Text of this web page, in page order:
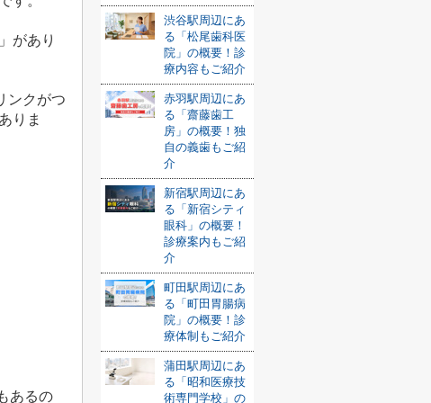
があり
ンクがつ
りま
あるの
渋谷駅周辺にあ
る「松尾歯科医
院」の概要！診
療内容もご紹介
赤羽駅周辺にあ
る「齋藤歯工
房」の概要！独
自の義歯もご紹
介
新宿駅周辺にあ
る「新宿シティ
眼科」の概要！
診療案内もご紹
介
町田駅周辺にあ
る「町田胃腸病
院」の概要！診
療体制もご紹介
蒲田駅周辺にあ
る「昭和医療技
術専門学校」の